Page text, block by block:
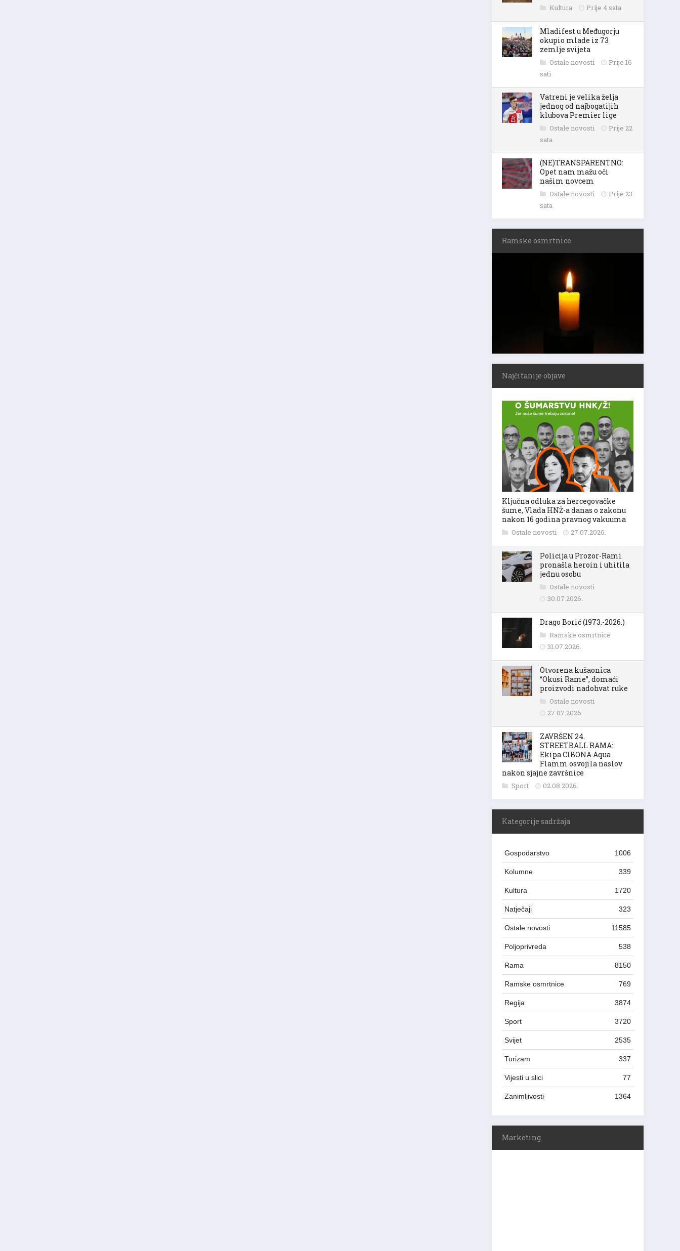
Kultura Prije 4 sata
Mladifest u Međugorju
okupio mlade iz 73
zemlje svijeta
Ostale novosti
Prije 16
sati
Vatreni je velika želja
jednog od najbogatijih
klubova Premier lige
Ostale novosti
Prije 22
sata
(NE)TRANSPARENTNO:
Opet nam mažu oči
našim novcem
Ostale novosti
Prije 23
sata
Ramske osmrtnice
Najčitanije objave
Ključna odluka za hercegovačke
šume, Vlada HNŽ-a danas o zakonu
nakon 16 godina pravnog vakuuma
Ostale novosti 27.07.2026.
Policija u Prozor-Rami
pronašla heroin i uhitila
jednu osobu
Ostale novosti
30.07.2026.
Drago Borić (1973.-2026.)
Ramske osmrtnice
31.07.2026.
Otvorena kušaonica
“Okusi Rame”, domaći
proizvodi nadohvat ruke
Ostale novosti
27.07.2026.
ZAVRŠEN 24.
STREETBALL RAMA:
Ekipa CIBONA Aqua
Flamm osvojila naslov
nakon sjajne završnice
Sport 02.08.2026.
Kategorije sadržaja
Gospodarstvo 1006
Kolumne 339
Kultura 1720
Natječaji 323
Ostale novosti 11585
Poljoprivreda 538
Rama 8150
Ramske osmrtnice 769
Regija 3874
Sport 3720
Svijet 2535
Turizam 337
Vijesti u slici 77
Zanimljivosti 1364
Marketing